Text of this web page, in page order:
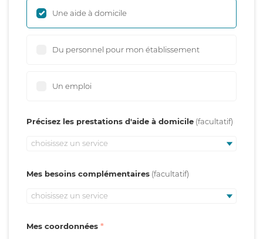
Une aide à domicile
Du personnel pour mon établissement
Un emploi
Précisez les prestations d'aide à domicile
choisissez un service
Mes besoins complémentaires
choisissez un service
Mes coordonnées